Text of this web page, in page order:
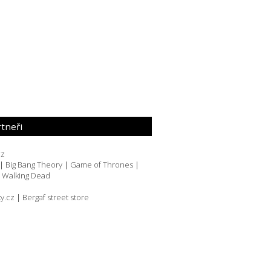
| Big Bang Theory | Game of Thrones |
Walking Dead
| Bergaf street store